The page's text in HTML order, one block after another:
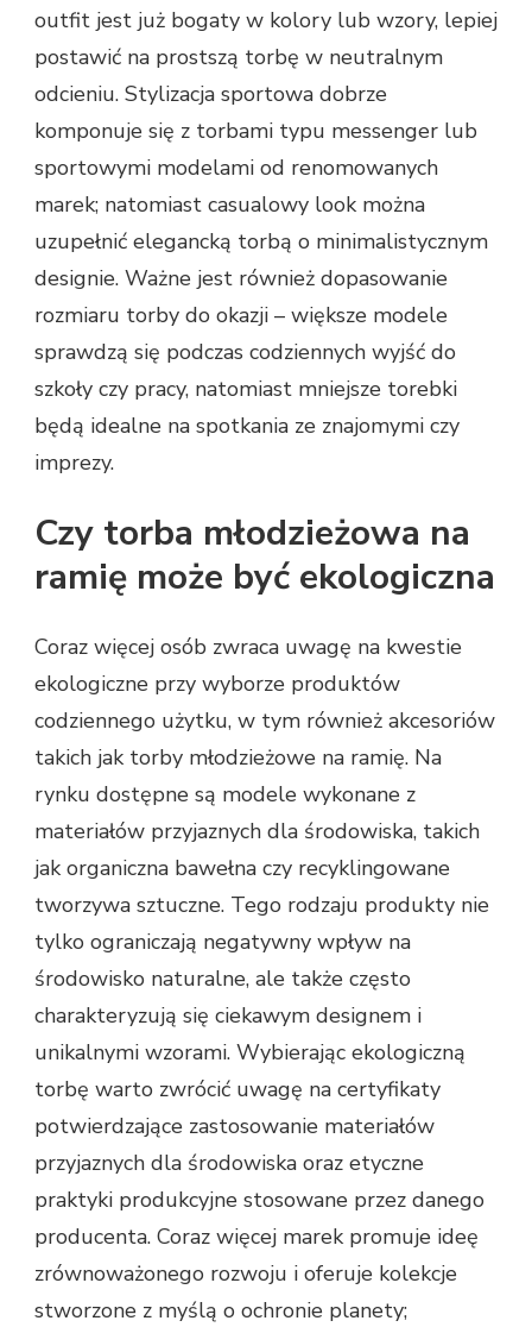
outfit jest już bogaty w kolory lub wzory, lepiej
postawić na prostszą torbę w neutralnym
odcieniu. Stylizacja sportowa dobrze
komponuje się z torbami typu messenger lub
sportowymi modelami od renomowanych
marek; natomiast casualowy look można
uzupełnić elegancką torbą o minimalistycznym
designie. Ważne jest również dopasowanie
rozmiaru torby do okazji – większe modele
sprawdzą się podczas codziennych wyjść do
szkoły czy pracy, natomiast mniejsze torebki
będą idealne na spotkania ze znajomymi czy
imprezy.
Czy torba młodzieżowa na
ramię może być ekologiczna
Coraz więcej osób zwraca uwagę na kwestie
ekologiczne przy wyborze produktów
codziennego użytku, w tym również akcesoriów
takich jak torby młodzieżowe na ramię. Na
rynku dostępne są modele wykonane z
materiałów przyjaznych dla środowiska, takich
jak organiczna bawełna czy recyklingowane
tworzywa sztuczne. Tego rodzaju produkty nie
tylko ograniczają negatywny wpływ na
środowisko naturalne, ale także często
charakteryzują się ciekawym designem i
unikalnymi wzorami. Wybierając ekologiczną
torbę warto zwrócić uwagę na certyfikaty
potwierdzające zastosowanie materiałów
przyjaznych dla środowiska oraz etyczne
praktyki produkcyjne stosowane przez danego
producenta. Coraz więcej marek promuje ideę
zrównoważonego rozwoju i oferuje kolekcje
stworzone z myślą o ochronie planety;